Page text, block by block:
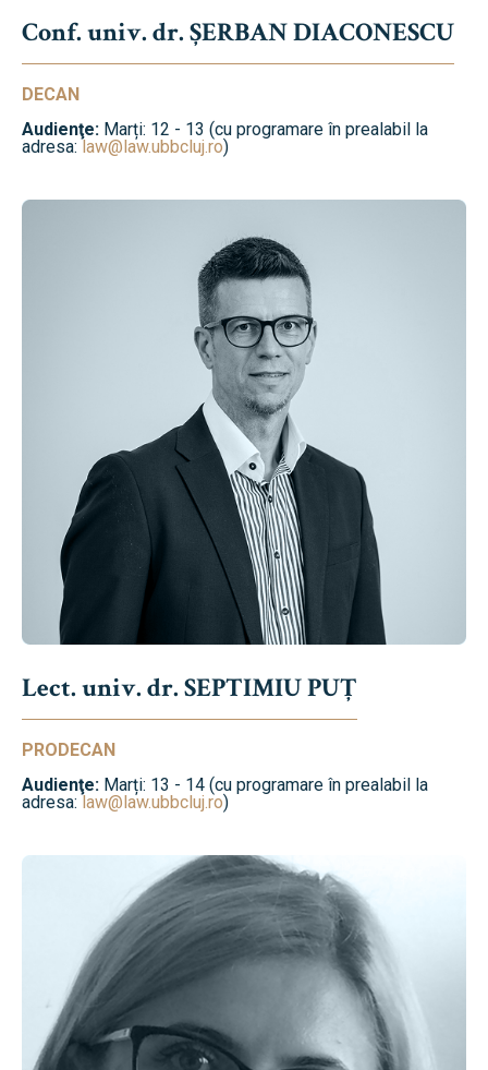
Conf. univ. dr. ȘERBAN DIACONESCU
DECAN
Audienţe: Marți: 12 - 13 (cu programare în prealabil la
adresa:law@law.ubbcluj.ro)
Lect. univ. dr. SEPTIMIU PUȚ
PRODECAN
Audienţe: Marți: 13 - 14 (cu programare în prealabil la
adresa:law@law.ubbcluj.ro)